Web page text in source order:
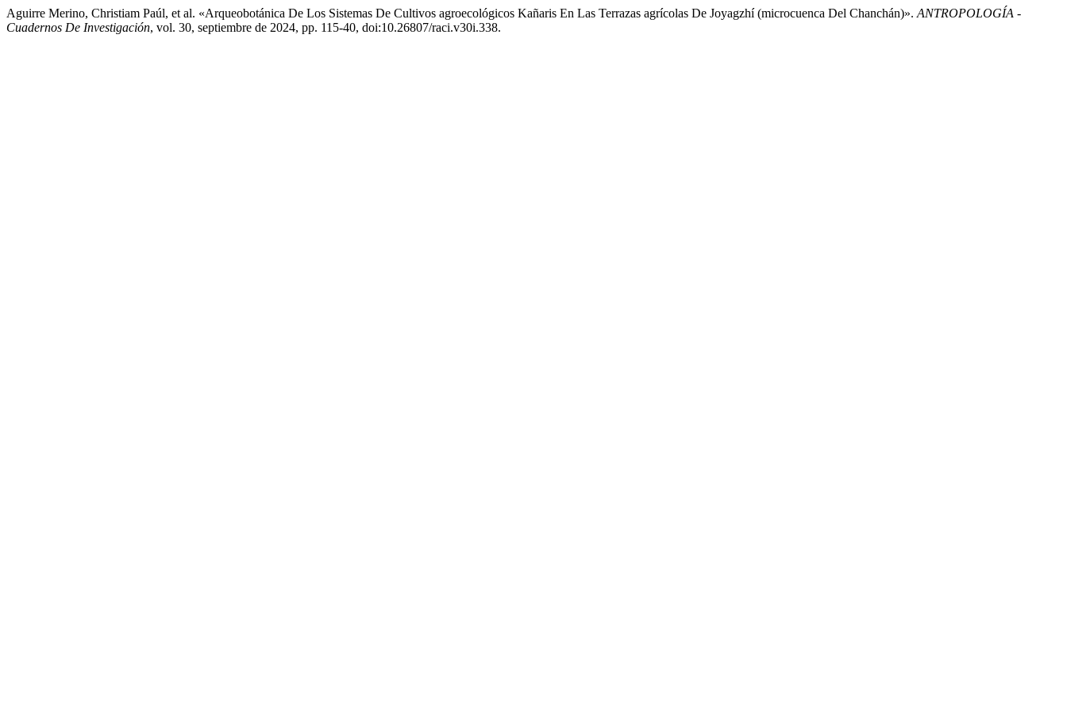
Aguirre Merino, Christiam Paúl, et al. «Arqueobotánica De Los Sistemas De Cultivos agroecológicos Kañaris En Las Terrazas agrícolas De Joyagzhí (microcuenca Del Chanchán)». ANTROPOLOGÍA -
Cuadernos De Investigación, vol. 30, septiembre de 2024, pp. 115-40, doi:10.26807/raci.v30i.338.